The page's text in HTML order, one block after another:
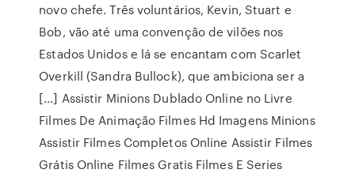
novo chefe. Três voluntários, Kevin, Stuart e
Bob, vão até uma convenção de vilões nos
Estados Unidos e lá se encantam com Scarlet
Overkill (Sandra Bullock), que ambiciona ser a
[…] Assistir Minions Dublado Online no Livre
Filmes De Animação Filmes Hd Imagens Minions
Assistir Filmes Completos Online Assistir Filmes
Grátis Online Filmes Gratis Filmes E Series